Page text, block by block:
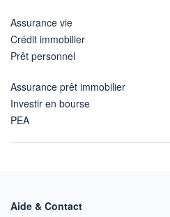
Assurance vie
Crédit immobilier
Prêt personnel
Assurance prêt immobilier
Investir en bourse
PEA
Aide & Contact